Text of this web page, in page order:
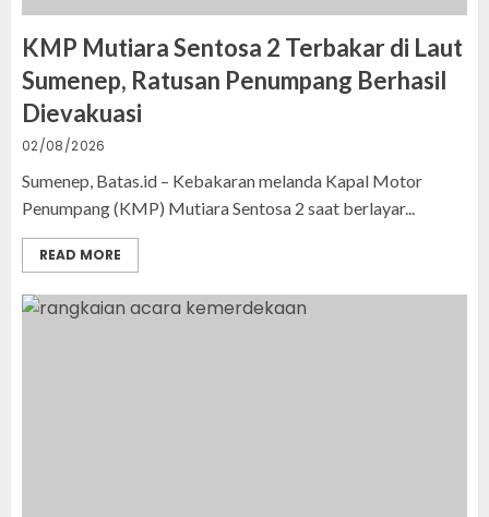
KMP Mutiara Sentosa 2 Terbakar di Laut
Sumenep, Ratusan Penumpang Berhasil
Dievakuasi
02/08/2026
Sumenep, Batas.id – Kebakaran melanda Kapal Motor
Penumpang (KMP) Mutiara Sentosa 2 saat berlayar...
READ MORE